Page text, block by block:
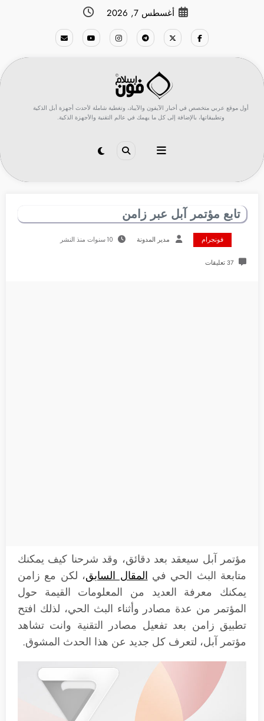
أغسطس 7, 2026
أول موقع عربي متخصص في أخبار الآيفون والآيباد، وتغطية شاملة لأحدث أجهزة أبل الذكية
وتطبيقاتها، بالإضافة إلى كل ما يهمك في عالم التقنية والأجهزة الذكية.
تابع مؤتمر آبل عبر زامن
فونجرام مدير المدونة 10 سنوات منذ النشر
37 تعليقات
مؤتمر آبل سيعقد بعد دقائق، وقد شرحنا كيف يمكنك
متابعة البث الحي في المقال السابق، لكن مع زامن
يمكنك معرفة العديد من المعلومات القيمة حول
المؤتمر من عدة مصادر وأثناء البث الحي، لذلك افتح
تطبيق زامن بعد تفعيل مصادر التقنية وانت تشاهد
مؤتمر آبل، لتعرف كل جديد عن هذا الحدث المشوق.